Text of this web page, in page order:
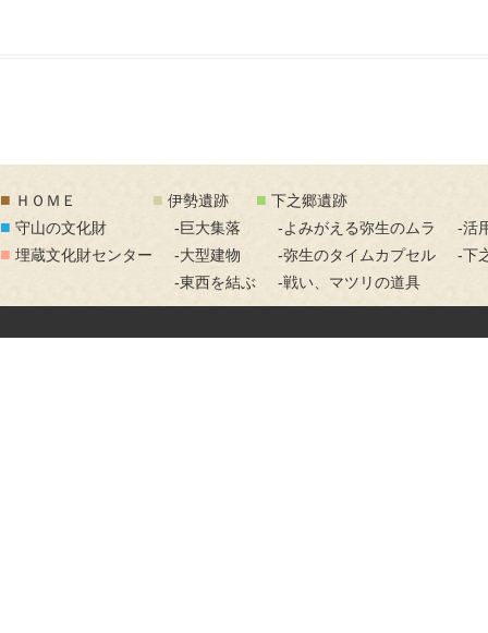
■ ＨＯＭＥ
■ 守山の文化財
■ 埋蔵文化財センター
■ 伊勢遺跡
-巨大集落
-大型建物
-東西を結ぶ
■ 下之郷遺跡
-よみがえる弥生のムラ
-弥生のタイムカプセル
-戦い、マツリの道具
-活
-下